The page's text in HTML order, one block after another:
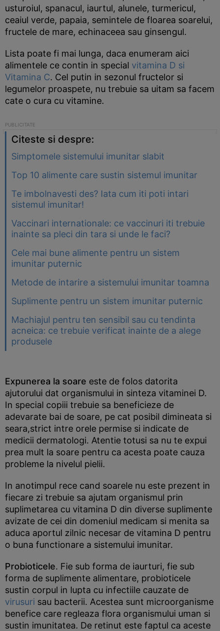
usturoiul, spanacul, iaurtul, alunele, turmericul,
ceaiul verde, papaia, semintele de floarea soarelui,
fructele de mare, echinaceea sau ginsengul.
Lista poate fi mai lunga, daca enumeram aici
alimentele ce contin in special vitamina D si
Vitamina C. Cel putin in sezonul fructelor si
legumelor proaspete, nu trebuie sa uitam sa facem
cate o cura cu vitamine.
Citeste si despre:
Simptomele sistemului imunitar slabit
Top 10 alimente care sustin sistemul imunitar
Te imbolnavesti des? Iata cum iti poti intari
sistemul imunitar!
Vaccinari internationale: ce vaccinuri iti trebuie
inainte sa pleci din tara si unde le faci?
Cele mai bune alimente pentru un sistem
imunitar puternic
Metode de intarire a sistemului imunitar toamna
Suplimente pentru un sistem imunitar puternic
Machiajul pentru ten sensibil sau cu tendinta
acneica: ce trebuie verificat inainte de a alege
produsele
Expunerea la soare este de folos datorita
ajutorului dat organismului in sinteza vitaminei D.
In special copiii trebuie sa beneficieze de
adevarate bai de soare, pe cat posibil dimineata si
seara,strict intre orele permise si indicate de
medicii dermatologi. Atentie totusi sa nu te expui
prea mult la soare pentru ca acesta poate cauza
probleme la nivelul pielii.
In anotimpul rece cand soarele nu este prezent in
fiecare zi trebuie sa ajutam organismul prin
suplimetarea cu vitamina D din diverse suplimente
avizate de cei din domeniul medicam si menita sa
aduca aportul zilnic necesar de vitamina D pentru
o buna functionare a sistemului imunitar.
Probioticele. Fie sub forma de iaurturi, fie sub
forma de suplimente alimentare, probioticele
sustin corpul in lupta cu infectiile cauzate de
virusuri sau bacterii. Acestea sunt microorganisme
benefice care regleaza flora organismului uman si
sustin imunitatea. De retinut este faptul ca aceste